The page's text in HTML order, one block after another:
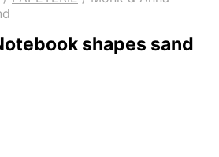
shapes sand